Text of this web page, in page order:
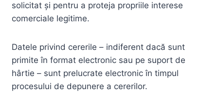
solicitat și pentru a proteja propriile interese
comerciale legitime.
Datele privind cererile – indiferent dacă sunt
primite în format electronic sau pe suport de
hârtie – sunt prelucrate electronic în timpul
procesului de depunere a cererilor.